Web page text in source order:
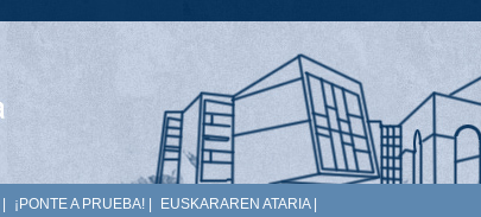
¡PONTE A PRUEBA! EUSKARAREN ATARIA|